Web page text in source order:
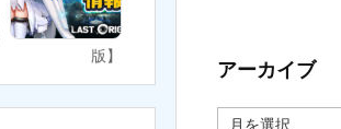
版】
アーカイブ